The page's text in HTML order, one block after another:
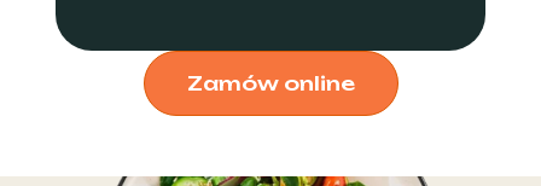
Zamów online